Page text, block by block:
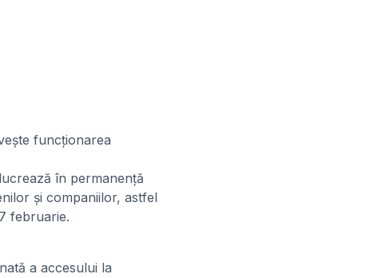
funcționarea
în permanență
și companiilor, astfel
februarie.
a accesului la